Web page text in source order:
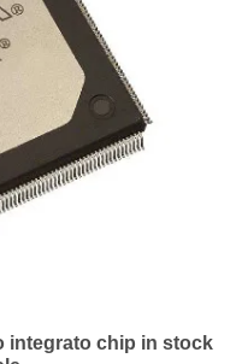
integrato chip in stock